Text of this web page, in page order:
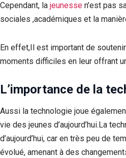
Cependant, la jeunesse n’est pas
sociales ,académiques et la
En effet,Il est important de
moments difficiles en leur offrant
L’importance de la
Aussi la technologie joue
vie des jeunes d’aujourd’hui.La
d’aujourd’hui, car en très peu de
évolué, amenant à des